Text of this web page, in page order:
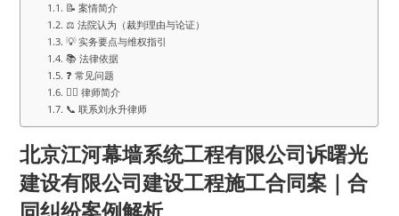
📝 案情简介
⚖️ 法院认为（裁判理由与论证）
💡 实务要点与维权指引
📚 法律依据
❓ 常见问题
👨‍⚖️ 律师简介
📞 联系刘永升律师
北京江河幕墙系统工程有限公司诉曙光
建设有限公司建设工程施工合同案｜合